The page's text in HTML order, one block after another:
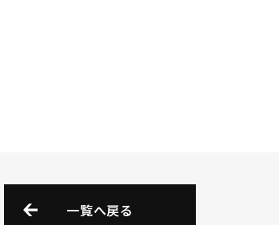
一覧へ戻る